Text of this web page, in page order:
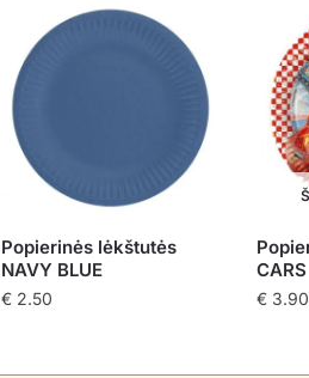
Popierinės lėkštutės
NAVY BLUE
€2.50
CARS
€ 3.90